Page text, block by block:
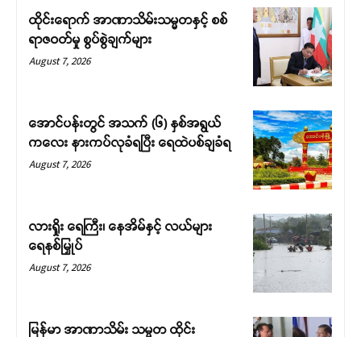
ထိုင်းရောက် အာဏာသိမ်းသမ္မတနှင့် စစ်
ရာဇဝတ်မှု စွပ်စွဲချက်များ
August 7, 2026
အောင်ပန်းတွင် အသက် (၆) နှစ်အရွယ်
ကလေး နားကပ်လုခံရပြီး ရေထဲပစ်ချခံရ
August 7, 2026
လားရှိုး ရေကြီး၊ နေအိမ်နှင့် လယ်များ
ရေနစ်မြှုပ်
August 7, 2026
မြန်မာ အာဏာသိမ်း သမ္မတ ထိုင်း